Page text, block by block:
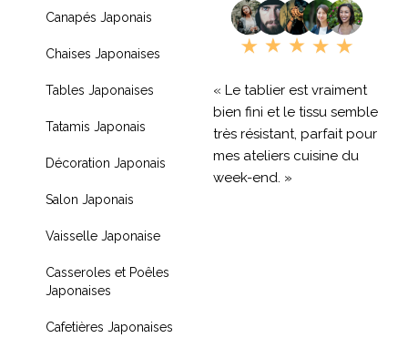
Canapés Japonais
Chaises Japonaises
Tables Japonaises
Tatamis Japonais
Décoration Japonais
Salon Japonais
Vaisselle Japonaise
Casseroles et Poêles
Japonaises
Cafetières Japonaises
« Le tablier est vraiment
bien fini et le tissu semble
très résistant, parfait pour
mes ateliers cuisine du
week-end. »